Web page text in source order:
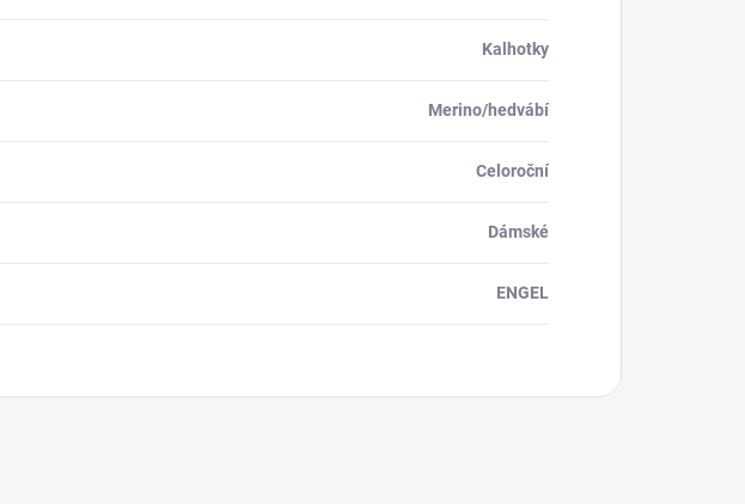
Kalhotky
Merino/hedvábí
Celoroční
Dámské
ENGEL